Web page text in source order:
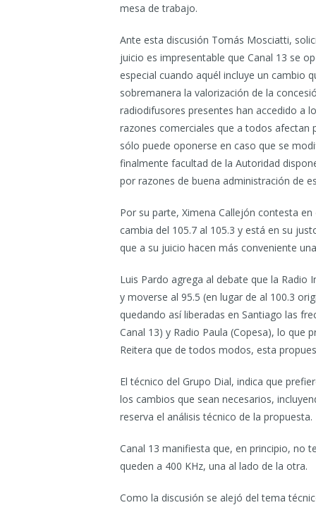
mesa de trabajo.
Ante esta discusión Tomás Mosciatti,
juicio es impresentable que Canal 13 se
especial cuando aquél incluye un cambio
sobremanera la valorización de la
radiodifusores presentes han accedido a
razones comerciales que a todos afectan
sólo puede oponerse en caso que se
finalmente facultad de la Autoridad
por razones de buena administración de
Por su parte, Ximena Callejón contesta
cambia del 105.7 al 105.3 y está en su
que a su juicio hacen más conveniente
Luis Pardo agrega al debate que la Radio
y moverse al 95.5 (en lugar de al 100.3
quedando así liberadas en Santiago las
Canal 13) y Radio Paula (Copesa), lo
Reitera que de todos modos, esta
El técnico del Grupo Dial, indica que
los cambios que sean necesarios,
reserva el análisis técnico de la propuesta.
Canal 13 manifiesta que, en principio, no
queden a 400 KHz, una al lado de la otra.
Como la discusión se alejó del tema